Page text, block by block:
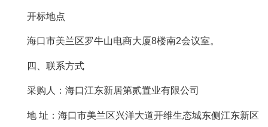
开标地点
海口市美兰区罗牛山电商大厦8楼南2会议室。
四、联系方式
采购人：海口江东新居第贰置业有限公司
地 址：海口市美兰区兴洋大道开维生态城东侧江东新区